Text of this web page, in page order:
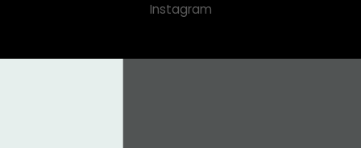
Instagram